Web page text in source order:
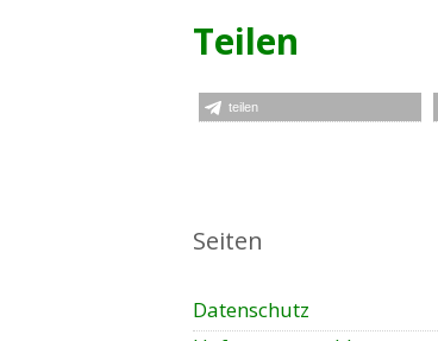
Teilen
teilen
Seiten
Datenschutz